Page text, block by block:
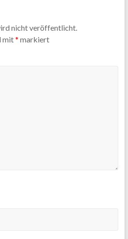
nicht veröffentlicht.
mit* markiert